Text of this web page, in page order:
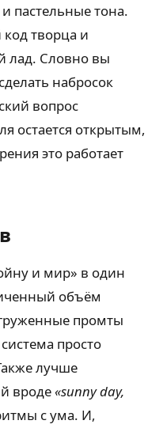
пастельные тона.
творца и
лад. Словно вы
набросок
вопрос
остается открытым,
это работает
и мир» в один
объём
промты
просто
лучше
вроде«sunny day,
с ума. И,